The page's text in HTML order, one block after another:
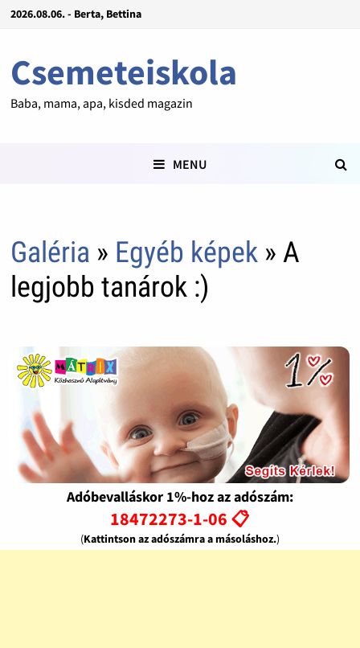
2026.08.06. - Berta, Bettina
Csemeteiskola
Baba, mama, apa, kisded magazin
MENU
Galéria » Egyéb képek» A
legjobb tanárok :)
Adóbevalláskor 1%-hoz az adószám:
18472273-1-06 📋
(Kattintson az adószámra a másoláshoz.)